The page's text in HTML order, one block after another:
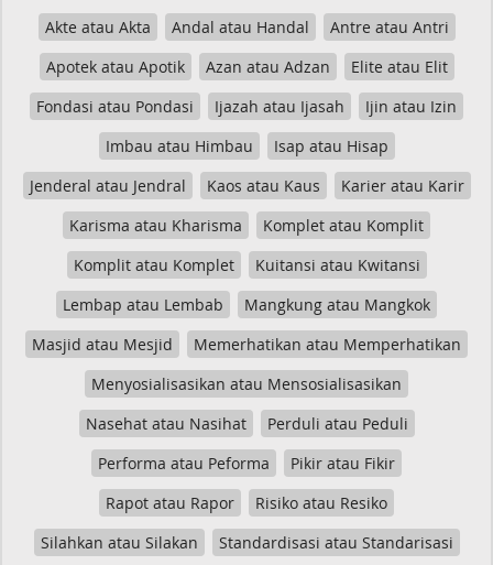
Akte atau Akta Andal atau Handal
Antre atau Antri
Apotek atau Apotik
Azan atau Adzan
Elite atau Elit
Fondasi atau Pondasi
Ijazah atau Ijasah
Ijin atau Izin
Imbau atau Himbau
Isap atau Hisap
Jenderal atau Jendral
Kaos atau Kaus
Karier atau Karir
Karisma atau Kharisma
Komplet atau Komplit
Komplit atau Komplet
Kuitansi atau Kwitansi
Lembap atau Lembab
Mangkung atau Mangkok
Masjid atau Mesjid
Memerhatikan atau Memperhatikan
Menyosialisasikan atau Mensosialisasikan
Nasehat atau Nasihat
Perduli atau Peduli
Performa atau Peforma
Pikir atau Fikir
Rapot atau Rapor
Risiko atau Resiko
Silahkan atau Silakan
Standardisasi atau Standarisasi